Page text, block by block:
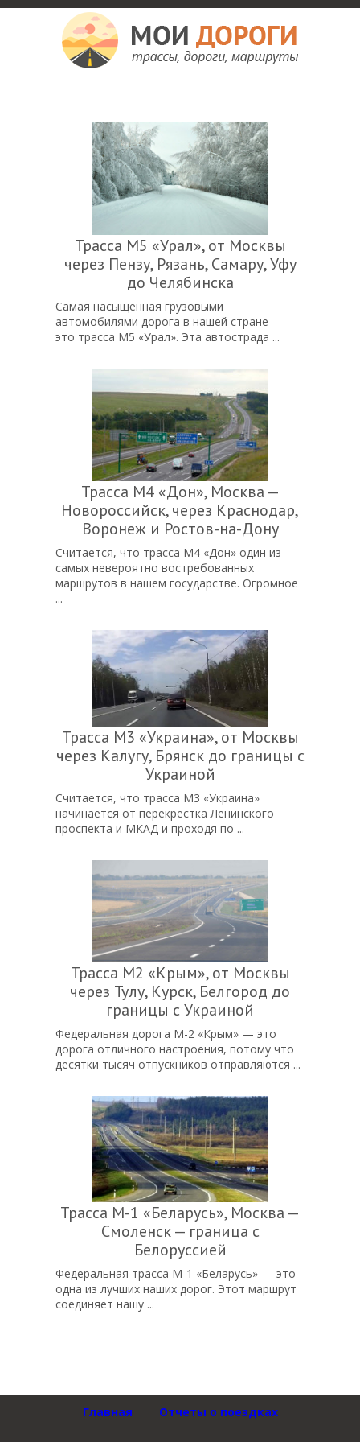
Трасса М5 «Урал», от Москвы
через Пензу, Рязань, Самару, Уфу
до Челябинска
Самая насыщенная грузовыми
автомобилями дорога в нашей стране —
это трасса М5 «Урал». Эта автострада ...
Трасса М4 «Дон», Москва —
Новороссийск, через Краснодар,
Воронеж и Ростов-на-Дону
Считается, что трасса М4 «Дон» один из
самых невероятно востребованных
маршрутов в нашем государстве. Огромное
...
Трасса М3 «Украина», от Москвы
через Калугу, Брянск до границы с
Украиной
Считается, что трасса М3 «Украина»
начинается от перекрестка Ленинского
проспекта и МКАД и проходя по ...
Трасса М2 «Крым», от Москвы
через Тулу, Курск, Белгород до
границы с Украиной
Федеральная дорога М-2 «Крым» — это
дорога отличного настроения, потому что
десятки тысяч отпускников отправляются ...
Трасса М-1 «Беларусь», Москва —
Смоленск — граница с
Белоруссией
Федеральная трасса М-1 «Беларусь» — это
одна из лучших наших дорог. Этот маршрут
соединяет нашу ...
Главная Отчеты о поездках